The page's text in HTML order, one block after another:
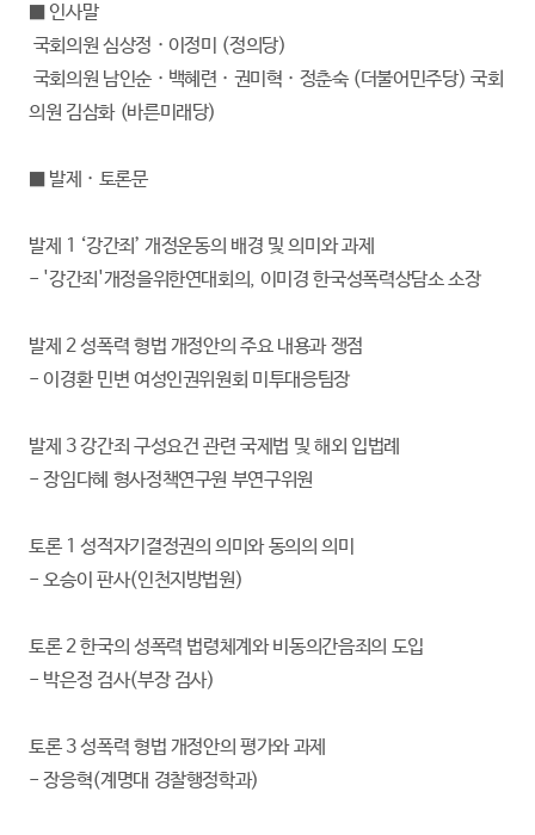
■ 인사말
국회의원 심상정 · 이정미 (정의당)
국회의원 남인순 · 백혜련 · 권미혁 · 정춘숙 (더불어민주당) 국회
의원 김삼화 (바른미래당)
■ 발제 · 토론문
발제 1 ‘강간죄’ 개정운동의 배경 및 의미와 과제
- '강간죄'개정을위한연대회의, 이미경 한국성폭력상담소 소장
발제 2 성폭력 형법 개정안의 주요 내용과 쟁점
- 이경환 민변 여성인권위원회 미투대응팀장
발제 3 강간죄 구성요건 관련 국제법 및 해외 입법례
- 장임다혜 형사정책연구원 부연구위원
토론 1 성적자기결정권의 의미와 동의의 의미
- 오승이 판사(인천지방법원)
토론 2 한국의 성폭력 법령체계와 비동의간음죄의 도입
- 박은정 검사(부장 검사)
토론 3 성폭력 형법 개정안의 평가와 과제
- 장응혁(계명대 경찰행정학과)